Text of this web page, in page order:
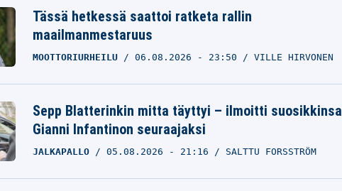
Tässä hetkessä saattoi ratketa rallin
maailmanmestaruus
MOOTTORIURHEILU 06.08.2026 - 23:50 VILLE HIRVONEN
Sepp Blatterinkin mitta täyttyi – ilmoitti suosikkinsa
Gianni Infantinon seuraajaksi
JALKAPALLO 05.08.2026 - 21:16 SALTTU FORSSTRÖM